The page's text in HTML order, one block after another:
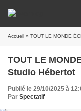
Accueil » TOUT LE MONDE
TOUT LE
Studio Hébertot
Publié le 29/10/2025 à
Par Spectatif